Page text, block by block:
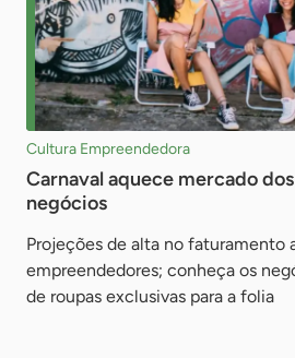
Cultura Empreendedora
Carnaval aquece mercado
negócios
Projeções de alta no faturamento
empreendedores; conheça os
de roupas exclusivas para a folia